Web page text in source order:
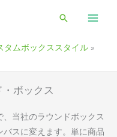
検
タムボックススタイル
ボックス
当社のラウンドボックス
スに変えます。単に商品